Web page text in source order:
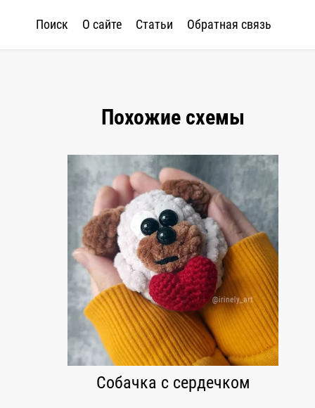
Поиск О сайте Статьи Обратная связь
Похожие схемы
Собачка с сердечком